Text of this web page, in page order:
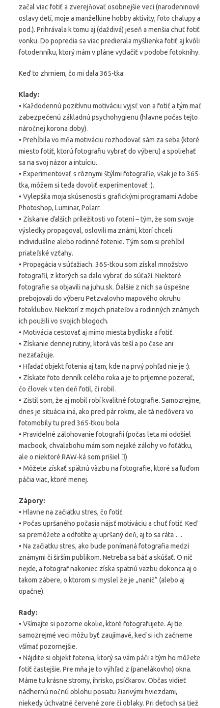
začal viac fotiť a zverejňovať osobnejšie veci (narodeninové
oslavy detí, moje a manželkine hobby aktivity, foto chalupy a
pod.). Prihrávala k tomu aj (daždivá) jeseň a menšia chuť fotiť
vonku. Do popredia sa viac predierala myšlienka fotiť aj kvôli
fotodenníku, ktorý mám v pláne vytlačiť v podobe fotoknihy.
Keď to zhrniem, čo mi dala 365-tka:
Klady:
• Každodennú pozitívnu motiváciu vyjsť von a fotiť a tým mať
zabezpečenú základnú psychohygienu (hlavne počas tejto
náročnej korona doby).
• Prehĺbila vo mňa motiváciu rozhodovať sám za seba (ktoré
miesto fotiť, ktorú fotografiu vybrať do výberu) a spoliehať
sa na svoj názor a intuíciu.
• Experimentovať s rôznymi štýlmi fotografie, však je to 365-
tka, môžem si teda dovoliť experimentovať :).
• Vylepšila moja skúsenosti s grafickými programami Adobe
Photoshop, Luminar, Polarr.
• Získanie ďalších príležitosti vo fotení – tým, že som svoje
výsledky propagoval, oslovili ma známi, ktorí chceli
individuálne alebo rodinné fotenie. Tým som si prehĺbil
priateľské vzťahy.
• Propagácia v súťažiach. 365-tkou som získal množstvo
fotografií, z ktorých sa dalo vybrať do súťaží. Niektoré
fotografie sa objavili na juhu.sk. Ďalšie z nich sa úspešne
prebojovali do výberu Petzvalovho mapového okruhu
fotoklubov. Niektorí z mojich priateľov a rodinných známych
ich použili vo svojich blogoch.
• Motivácia cestovať aj mimo miesta bydliska a fotiť.
• Získanie dennej rutiny, ktorá vás teší a po čase ani
nezaťažuje.
• Hľadať objekt fotenia aj tam, kde na prvý pohľad nie je :).
• Získate foto denník celého roka a je to príjemne pozerať,
čo človek v ten deň fotil, či robil.
• Zistil som, že aj mobil robí kvalitné fotografie. Samozrejme,
dnes je situácia iná, ako pred pár rokmi, ale tá nedôvera vo
fotomobily tu pred 365-tkou bola
• Pravidelné zálohovanie fotografií (počas leta mi odošiel
macbook, chvalabohu mám som nejaké zálohy vo foťátku,
ale o niektoré RAW-ká som prišiel )
• Môžete získať spätnú väzbu na fotografie, ktoré sa ľuďom
páčia viac, ktoré menej.
Zápory:
• Hlavne na začiatku stres, čo fotiť
• Počas upršaného počasia nájsť motiváciu a chuť fotiť. Keď
sa premôžete a odfotíte aj upršaný deň, aj to sa ráta …
• Na začiatku stres, ako bude ponímaná fotografia medzi
známymi či širším publikom. Netreba sa báť a skúšať. O nič
nejde, a fotograf nakoniec získa spätnú väzbu dokonca aj o
takom zábere, o ktorom si myslel že je „nanič“ (alebo aj
opačne).
Rady:
• Všímajte si pozorne okolie, ktoré fotografujete. Aj tie
samozrejmé veci môžu byť zaujímavé, keď si ich začneme
všímať pozornejšie.
• Nájdite si objekt fotenia, ktorý sa vám páči a tým ho môžete
fotiť častejšie. Pre mňa je to výhľad z (panelákovho) okna.
Máme tu krásne stromy, ihrisko, psíčkarov. Občas vidieť
nádhernú nočnú oblohu posiatu žiarivými hviezdami,
niekedy úchvatné červené zore či oblaky. Pri deťoch sa tiež